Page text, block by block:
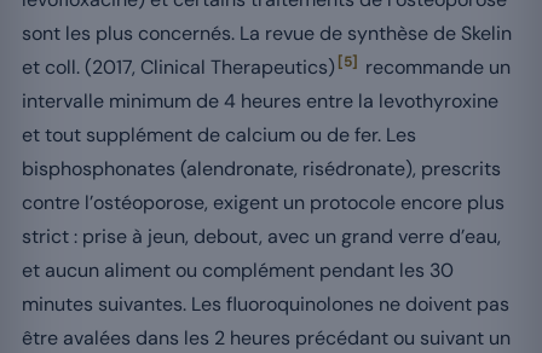
sont les plus concernés. La revue de synthèse de Skelin
et coll. (2017, Clinical Therapeutics) [5]
recommande un
intervalle minimum de 4 heures entre la levothyroxine
et tout supplément de calcium ou de fer. Les
bisphosphonates (alendronate, risédronate), prescrits
contre l’ostéoporose, exigent un protocole encore plus
strict : prise à jeun, debout, avec un grand verre d’eau,
et aucun aliment ou complément pendant les 30
minutes suivantes. Les fluoroquinolones ne doivent pas
être avalées dans les 2 heures précédant ou suivant un